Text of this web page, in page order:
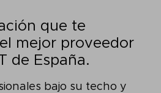
que te
mejor proveedor
de España.
bajo su techo y